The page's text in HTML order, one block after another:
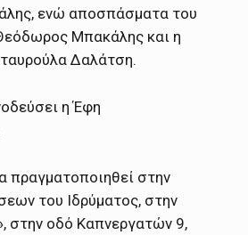
ενώ αποσπάσματα του
Μπακάλης και η
Δαλάτση.
η Έφη
πραγματοποιηθεί στην
του Ιδρύματος, στην
στην οδό Καπνεργατών 9,